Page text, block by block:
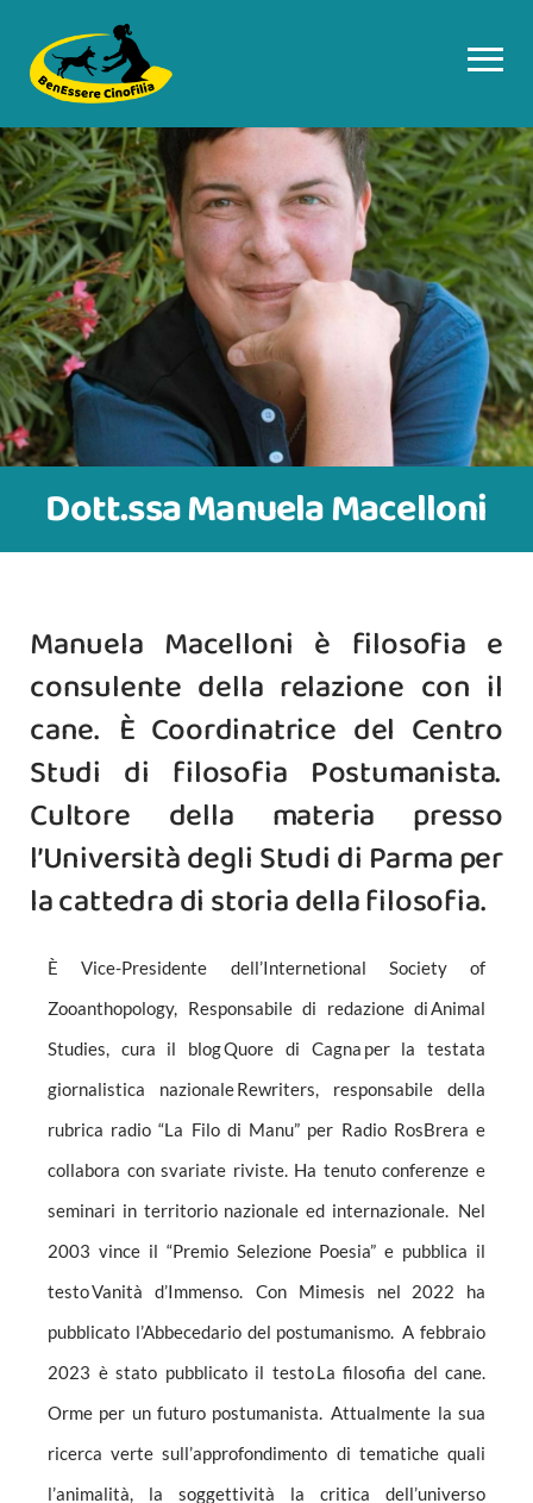
Dott.ssa Manuela Macelloni
Manuela Macelloni è filosofia e
consulente della relazione con il
cane. È Coordinatrice del Centro
Studi di filosofia Postumanista.
Cultore della materia presso
l’Università degli Studi di Parma per
la cattedra di storia della filosofia.
È Vice-Presidente dell’Internetional Society of
Zooanthopology, Responsabile di redazione di Animal
Studies, cura il blog Quore di Cagna per la testata
giornalistica nazionale Rewriters, responsabile della
rubrica radio “La Filo di Manu” per Radio RosBrera e
collabora con svariate riviste. Ha tenuto conferenze e
seminari in territorio nazionale ed internazionale. Nel
2003 vince il “Premio Selezione Poesia” e pubblica il
testo Vanità d’Immenso. Con Mimesis nel 2022 ha
pubblicato l’Abbecedario del postumanismo. A febbraio
2023 è stato pubblicato il testo La filosofia del cane.
Orme per un futuro postumanista. Attualmente la sua
ricerca verte sull’approfondimento di tematiche quali
l’animalità, la soggettività la critica dell’universo